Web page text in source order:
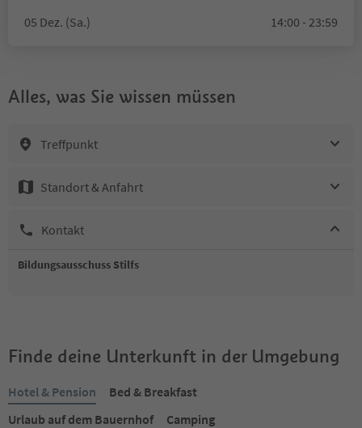
05 Dez. (Sa.) 14:00 - 23:59
Alles, was Sie wissen müssen
Treffpunkt
Standort & Anfahrt
Kontakt
Bildungsausschuss Stilfs
Finde deine Unterkunft in der Umgebung
Hotel & Pension
Bed & Breakfast
Urlaub auf dem Bauernhof
Camping